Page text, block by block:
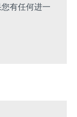
有任何进一